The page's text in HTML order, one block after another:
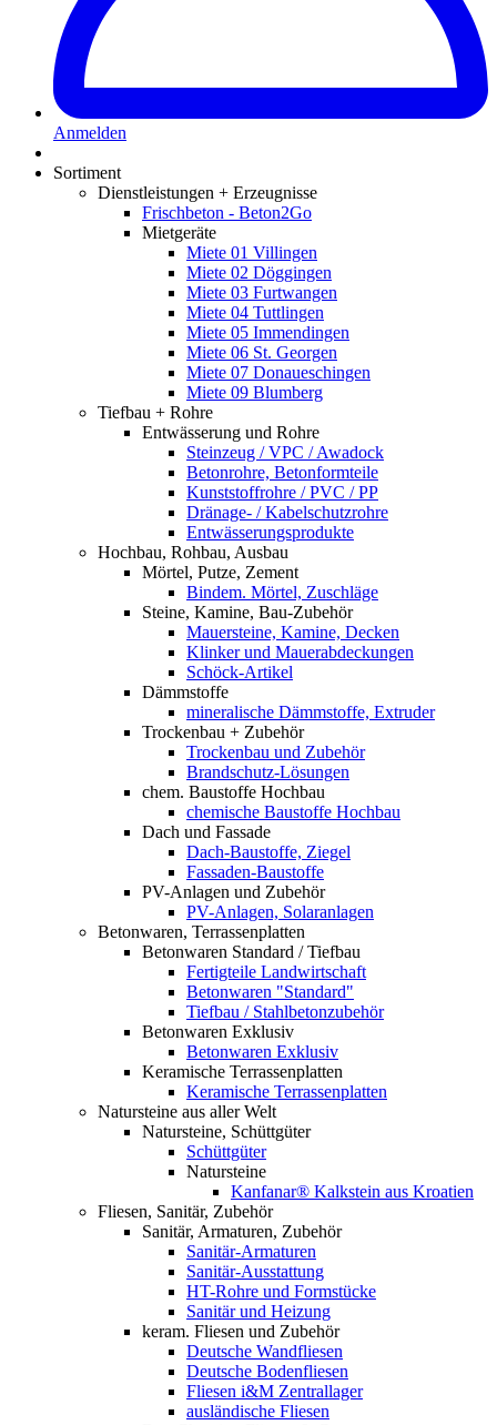
Anmelden
Sortiment
Dienstleistungen + Erzeugnisse
Frischbeton - Beton2Go
Mietgeräte
Miete 01 Villingen
Miete 02 Döggingen
Miete 03 Furtwangen
Miete 04 Tuttlingen
Miete 05 Immendingen
Miete 06 St. Georgen
Miete 07 Donaueschingen
Miete 09 Blumberg
Tiefbau + Rohre
Entwässerung und Rohre
Steinzeug / VPC / Awadock
Betonrohre, Betonformteile
Kunststoffrohre / PVC / PP
Dränage- / Kabelschutzrohre
Entwässerungsprodukte
Hochbau, Rohbau, Ausbau
Mörtel, Putze, Zement
Bindem. Mörtel, Zuschläge
Steine, Kamine, Bau-Zubehör
Mauersteine, Kamine, Decken
Klinker und Mauerabdeckungen
Schöck-Artikel
Dämmstoffe
mineralische Dämmstoffe, Extruder
Trockenbau + Zubehör
Trockenbau und Zubehör
Brandschutz-Lösungen
chem. Baustoffe Hochbau
chemische Baustoffe Hochbau
Dach und Fassade
Dach-Baustoffe, Ziegel
Fassaden-Baustoffe
PV-Anlagen und Zubehör
PV-Anlagen, Solaranlagen
Betonwaren, Terrassenplatten
Betonwaren Standard / Tiefbau
Fertigteile Landwirtschaft
Betonwaren "Standard"
Tiefbau / Stahlbetonzubehör
Betonwaren Exklusiv
Betonwaren Exklusiv
Keramische Terrassenplatten
Keramische Terrassenplatten
Natursteine aus aller Welt
Natursteine, Schüttgüter
Schüttgüter
Natursteine
Kanfanar® Kalkstein aus Kroatien
Fliesen, Sanitär, Zubehör
Sanitär, Armaturen, Zubehör
Sanitär-Armaturen
Sanitär-Ausstattung
HT-Rohre und Formstücke
Sanitär und Heizung
keram. Fliesen und Zubehör
Deutsche Wandfliesen
Deutsche Bodenfliesen
Fliesen i&M Zentrallager
ausländische Fliesen